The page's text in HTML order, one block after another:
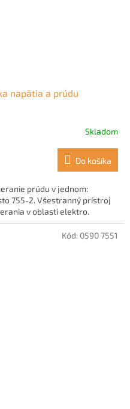
napätia a prúdu
Skladom
Do košíka
prúdu v jednom:
755-2. Všestranný prístroj
v oblasti elektro.
Kód: 0590 7551